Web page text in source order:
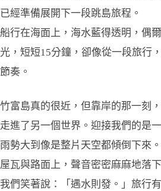
已經準備展開下一段跳島旅程。
船行在海面上，海水藍得透明，偶
光，短短15分鐘，卻像從一段旅行
節奏。
竹富島真的很近，但靠岸的那一刻
走進了另一個世界。迎接我們的是
雨勢大到像是整片天空都傾倒下來
屋瓦與路面上，聲音密密麻麻地落下
我們笑著說：「遇水則發。」旅行